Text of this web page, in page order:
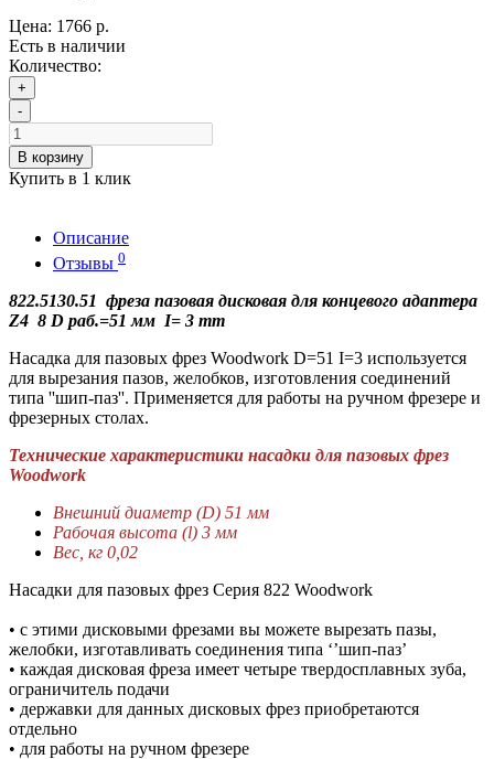
Цена: 1766 р.
Есть в наличии
Количество:
+
-
В корзину
Купить в 1 клик
Описание
Отзывы 0
822.5130.51 фреза пазовая дисковая для концевого адаптера
Z4 8 D раб.=51 мм I= 3 mm
Насадка для пазовых фрез Woodwork D=51 I=3 используется
для вырезания пазов, желобков, изготовления соединений
типа ''шип-паз''. Применяется для работы на ручном фрезере и
фрезерных столах.
Технические характеристики насадки для пазовых фрез
Woodwork
Внешний диаметр (D) 51 мм
Рабочая высота (l) 3 мм
Вес, кг 0,02
Насадки для пазовых фрез Серия 822 Woodwork
• с этими дисковыми фрезами вы можете вырезать пазы,
желобки, изготавливать соединения типа ‘’шип-паз’
• каждая дисковая фреза имеет четыре твердосплавных зуба,
ограничитель подачи
• державки для данных дисковых фрез приобретаются
отдельно
• для работы на ручном фрезере